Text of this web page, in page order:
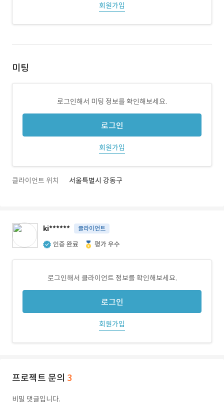
회원가입
미팅
로그인해서 미팅 정보를 확인해보세요.
로그인
회원가입
클라이언트 위치 서울특별시 강동구
ki****** 클라이언트
인증 완료 평가 우수
로그인해서 클라이언트 정보를 확인해보세요.
로그인
회원가입
프로젝트 문의 3
비밀 댓글입니다.